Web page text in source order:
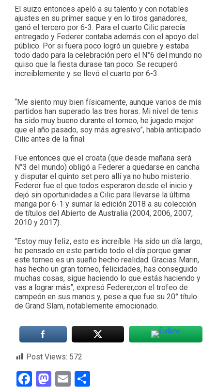
El suizo entonces apeló a su talento y con notables
ajustes en su primer saque y en lo tiros ganadores,
ganó el tercero por 6-3. Para el cuarto Cilic parecía
entregado y Federer contaba además con el apoyo del
público. Por si fuera poco logró un quiebre y estaba
todo dado para la celebración pero el N°6 del mundo no
quiso que la fiesta durase tan poco. Se recuperó
increíblemente y se llevó el cuarto por 6-3.
“Me siento muy bien físicamente, aunque varios de mis
partidos han superado las tres horas. Mi nivel de tenis
ha sido muy bueno durante el torneo, he jugado mejor
que el año pasado, soy más agresivo”, había anticipado
Cilic antes de la final.
Fue entonces que el croata (que desde mañana será
N°3 del mundo) obligó a Federer a quedarse en cancha
y disputar el quinto set pero allí ya no hubo misterio.
Federer fue el que todos esperaron desde el inicio y
dejó sin oportunidades a Cilic para llevarse la última
manga por 6-1 y sumar la edición 2018 a su colección
de títulos del Abierto de Australia (2004, 2006, 2007,
2010 y 2017).
“Estoy muy feliz, esto es increíble. Ha sido un día largo,
he pensado en este partido todo el día porque ganar
este torneo es un sueño hecho realidad. Gracias Marin,
has hecho un gran torneo, felicidades, has conseguido
muchas cosas, sigue haciendo lo que estás haciendo y
vas a lograr más”, expresó Federer,con el trofeo de
campeón en sus manos y, pese a que fue su 20° título
de Grand Slam, notablemente emocionado.
Post Views: 572
Facebook
Mastodon
Email